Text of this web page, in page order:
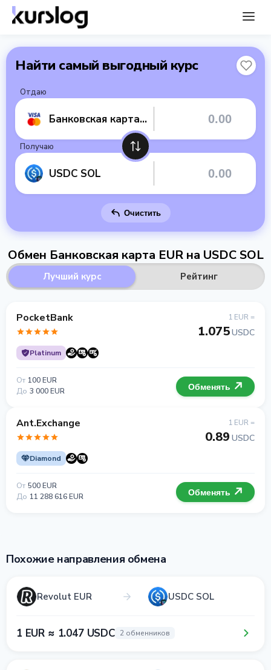
Найти самый выгодный курс
Отдаю
Банковская карта EUR
Получаю
USDC SOL
Очистить
Обмен Банковская карта EUR на USDC SOL
Лучший курс Рейтинг
PocketBank
Platinum
1 EUR =
1.075USDC
От 100 EUR
До 3 000 EUR Обменять
Ant.Exchange
Diamond
1 EUR =
0.89 USDC
От 500 EUR
До 11 288 616 EUR Обменять
Похожие направления обмена
Revolut EUR USDC SOL
1 EUR ≈ 1.047 USDC 2 обменников